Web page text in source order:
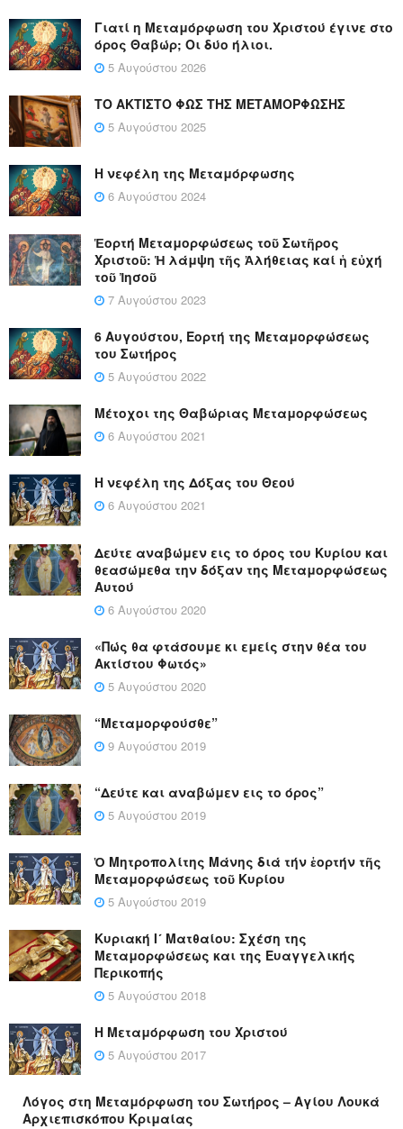
Γιατί η Μεταμόρφωση του Χριστού έγινε στο
όρος Θαβώρ; Οι δύο ήλιοι.
5 Αυγούστου 2026
ΤΟ ΑΚΤΙΣΤΟ ΦΩΣ ΤΗΣ ΜΕΤΑΜΟΡΦΩΣΗΣ
5 Αυγούστου 2025
Η νεφέλη της Μεταμόρφωσης
6 Αυγούστου 2024
Ἑορτή Μεταμορφώσεως τοῦ Σωτῆρος
Χριστοῦ: Ἡ λάμψη τῆς Ἀλήθειας καί ἡ εὐχή
τοῦ Ἰησοῦ
7 Αυγούστου 2023
6 Αυγούστου, Εορτή της Μεταμορφώσεως
του Σωτήρος
5 Αυγούστου 2022
Μέτοχοι της Θαβώριας Μεταμορφώσεως
6 Αυγούστου 2021
Η νεφέλη της Δόξας του Θεού
6 Αυγούστου 2021
Δεύτε αναβώμεν εις το όρος του Κυρίου και
θεασώμεθα την δόξαν της Μεταμορφώσεως
Αυτού
6 Αυγούστου 2020
«Πώς θα φτάσουμε κι εμείς στην θέα του
Ακτίστου Φωτός»
5 Αυγούστου 2020
“Μεταμορφούσθε”
9 Αυγούστου 2019
“Δεύτε και αναβώμεν εις το όρος”
5 Αυγούστου 2019
Ὁ Μητροπολίτης Μάνης διά τήν ἑορτήν τῆς
Μεταμορφώσεως τοῦ Κυρίου
5 Αυγούστου 2019
Κυριακή Ι´ Ματθαίου: Σχέση της
Μεταμορφώσεως και της Ευαγγελικής
Περικοπής
5 Αυγούστου 2018
Η Μεταμόρφωση του Χριστού
5 Αυγούστου 2017
Λόγος στη Μεταμόρφωση του Σωτήρος – Αγίου Λουκά
Αρχιεπισκόπου Κριμαίας